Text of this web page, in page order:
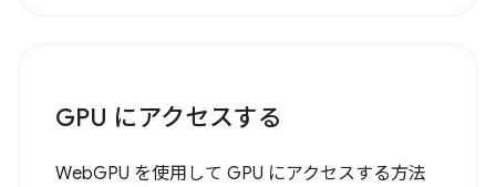
GPU にアクセスする
WebGPU を使用して GPU にアクセスする方法